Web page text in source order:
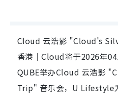
Cloud 云浩影 "Cloud's
香港｜Cloud将于2026年
QUBE举办Cloud 云浩影
Trip" 音乐会，U Lifestyle